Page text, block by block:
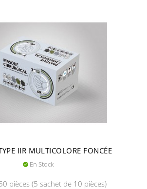
IIR MULTICOLORE FONCÉE
 En Stock
pièces (5 sachet de 10 pièces)